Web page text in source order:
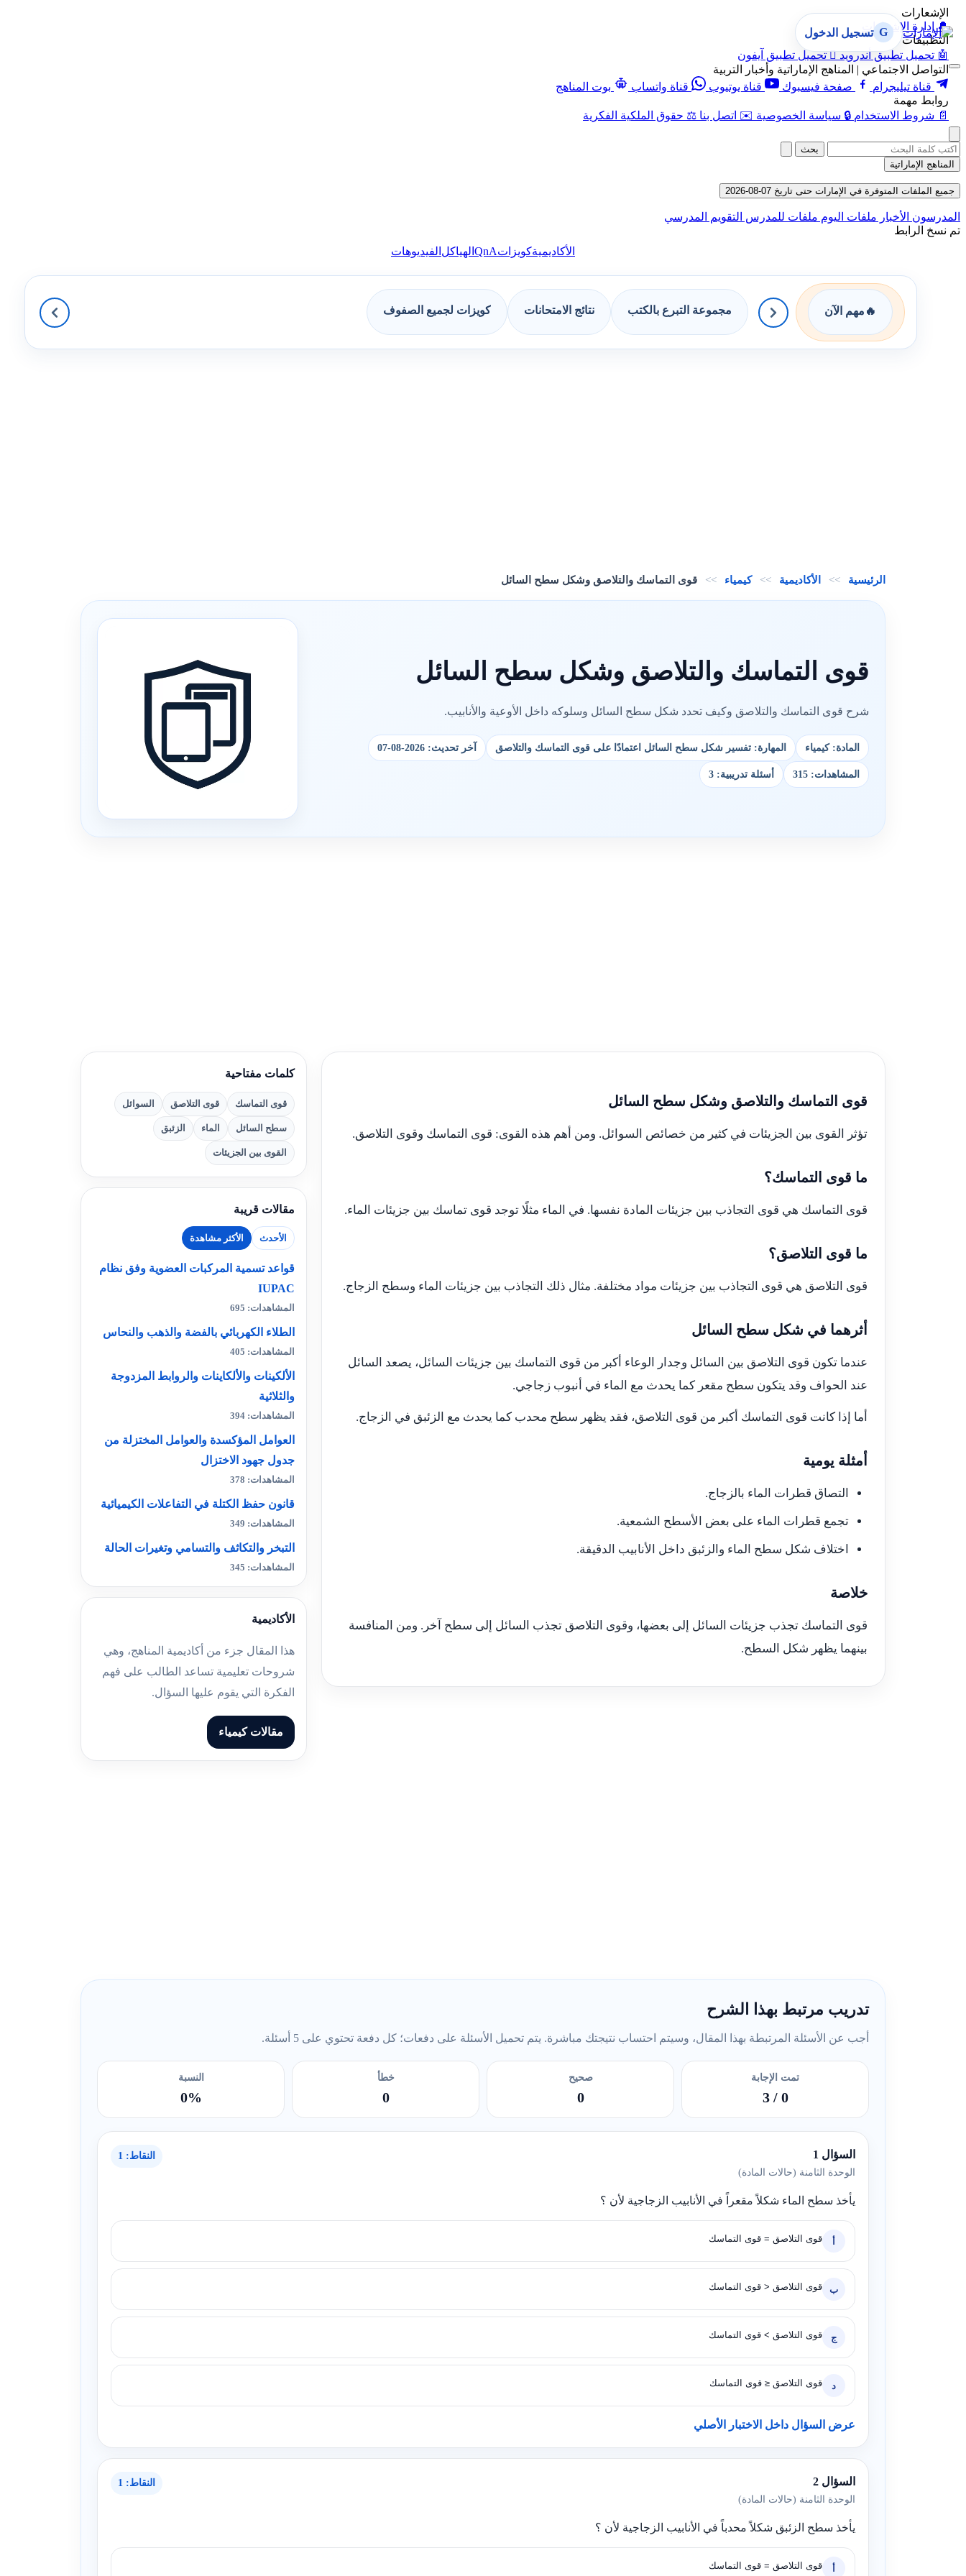
الإشعارات
🔔 إدارة الإشعارات
التطبيقات
🤖 تحميل تطبيق أندرويد  تحميل تطبيق آيفون
التواصل الاجتماعي | المناهج الإماراتية وأخبار التربية
قناة تيليجرام
صفحة فيسبوك قناة يوتيوب قناة واتساب
بوت المناهج
روابط مهمة
📄 شروط الاستخدام 🔒 سياسة الخصوصية ✉️ اتصل بنا ⚖️ حقوق الملكية الفكرية
G تسجيل الدخول
بحث
المناهج الإماراتية
جميع الملفات المتوفرة في الإمارات حتى تاريخ 07-08-2026
المدرسون الأخبار ملفات اليوم ملفات للمدرس التقويم المدرسي
تم نسخ الرابط
الأكاديميةكويزاتQnA الهياكل الفيديوهات
🔥 مهم الآن مجموعة التبرع بالكتب نتائج الامتحانات كويزات لجميع الصفوف
الرئيسية >> الأكاديمية >> كيمياء >> قوى التماسك والتلاصق وشكل سطح السائل
قوى التماسك والتلاصق وشكل سطح السائل
شرح قوى التماسك والتلاصق وكيف تحدد شكل سطح السائل وسلوكه داخل الأوعية والأنابيب.
المادة: كيمياء المهارة: تفسير شكل سطح السائل اعتمادًا على قوى التماسك والتلاصق آخر تحديث: 2026-08-07
المشاهدات: 315 أسئلة تدريبية: 3
قوى التماسك والتلاصق وشكل سطح السائل
تؤثر القوى بين الجزيئات في كثير من خصائص السوائل. ومن أهم هذه القوى: قوى التماسك وقوى التلاصق.
ما قوى التماسك؟
قوى التماسك هي قوى التجاذب بين جزيئات المادة نفسها. في الماء مثلًا توجد قوى تماسك بين جزيئات الماء.
ما قوى التلاصق؟
قوى التلاصق هي قوى التجاذب بين جزيئات مواد مختلفة. مثال ذلك التجاذب بين جزيئات الماء وسطح الزجاج.
أثرهما في شكل سطح السائل
عندما تكون قوى التلاصق بين السائل وجدار الوعاء أكبر من قوى التماسك بين جزيئات السائل، يصعد السائل
عند الحواف وقد يتكون سطح مقعر كما يحدث مع الماء في أنبوب زجاجي.
أما إذا كانت قوى التماسك أكبر من قوى التلاصق، فقد يظهر سطح محدب كما يحدث مع الزئبق في الزجاج.
أمثلة يومية
التصاق قطرات الماء بالزجاج.
تجمع قطرات الماء على بعض الأسطح الشمعية.
اختلاف شكل سطح الماء والزئبق داخل الأنابيب الدقيقة.
خلاصة
قوى التماسك تجذب جزيئات السائل إلى بعضها، وقوى التلاصق تجذب السائل إلى سطح آخر. ومن المنافسة
بينهما يظهر شكل السطح.
كلمات مفتاحية
قوى التماسك قوى التلاصق السوائل
سطح السائل الماء الزئبق
القوى بين الجزيئات
مقالات قريبة
الأحدث الأكثر مشاهدة
قواعد تسمية المركبات العضوية وفق نظام
IUPAC
المشاهدات: 695
الطلاء الكهربائي بالفضة والذهب والنحاس
المشاهدات: 405
الألكينات والألكاينات والروابط المزدوجة
والثلاثية
المشاهدات: 394
العوامل المؤكسدة والعوامل المختزلة من
جدول جهود الاختزال
المشاهدات: 378
قانون حفظ الكتلة في التفاعلات الكيميائية
المشاهدات: 349
التبخر والتكاثف والتسامي وتغيرات الحالة
المشاهدات: 345
الأكاديمية
هذا المقال جزء من أكاديمية المناهج، وهي
شروحات تعليمية تساعد الطالب على فهم
الفكرة التي يقوم عليها السؤال.
مقالات كيمياء
تدريب مرتبط بهذا الشرح
أجب عن الأسئلة المرتبطة بهذا المقال، وسيتم احتساب نتيجتك مباشرة. يتم تحميل الأسئلة على دفعات؛ كل دفعة تحتوي على 5 أسئلة.
تمت الإجابة
0
/ 3
صحيح
0
خطأ
0
النسبة
0%
السؤال 1
الوحدة الثامنة (حالات المادة)
النقاط: 1
يأخذ سطح الماء شكلاً مقعراً في الأنابيب الزجاجية لأن ؟
أ قوى التلاصق = قوى التماسك
ب قوى التلاصق < قوى التماسك
ج قوى التلاصق > قوى التماسك
د قوى التلاصق ≤ قوى التماسك
عرض السؤال داخل الاختبار الأصلي
السؤال 2
الوحدة الثامنة (حالات المادة)
النقاط: 1
يأخذ سطح الزئبق شكلاً محدباً في الأنابيب الزجاجية لأن ؟
أ قوى التلاصق = قوى التماسك